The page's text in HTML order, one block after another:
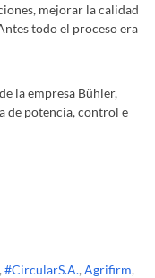
mejorar la calidad
todo el proceso era
la empresa Bühler,
de potencia, control e
, #CircularS.A., Agrifirm,